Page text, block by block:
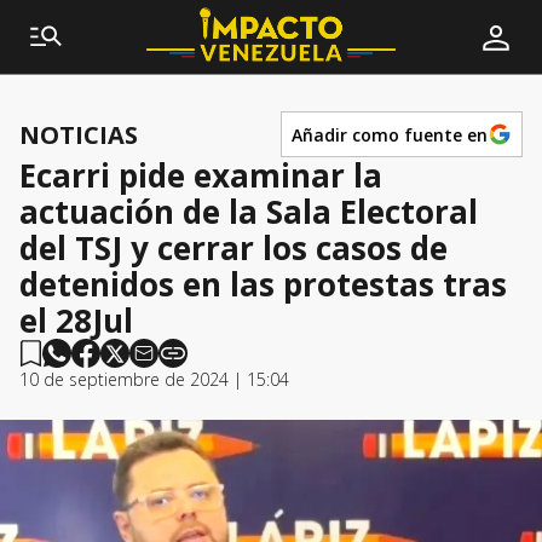
NOTICIAS Añadir como fuente en
Ecarri pide examinar la
actuación de la Sala Electoral
del TSJ y cerrar los casos de
detenidos en las protestas tras
el 28Jul
10 de septiembre de 2024 | 15:04